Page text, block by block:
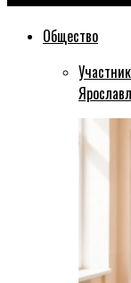
Общество